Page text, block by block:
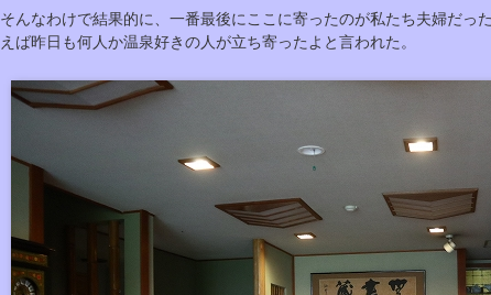
そんなわけで結果的に、一番最後にここに寄ったのが私たち夫婦だっ
えば昨日も何人か温泉好きの人が立ち寄ったよと言われた。